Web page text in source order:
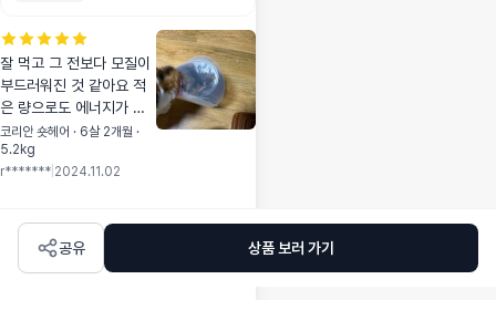
는 안주고 손으로 부
셔서 주고있고 물을
살짝 적셔주니까 먹
기가 좀 수월해요 처
음에 진짜 심했는데
꾸준히 먹이니까 이
제는 혼자서 잘 기다
고쳐졌지만, 완벽은
아니에요 ㅜ 그래도
잘 먹어요 많이는 안
잘 먹고 그 전보다 모질이
부드러워진 것 같아요 적
은 량으로도 에너지가 충
분한 것 같습니다
코리안 숏헤어 · 6살 2개월 ·
5.2kg
r******* 2024.11.02
공유 상품 보러 가기